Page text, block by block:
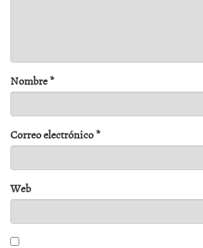
Nombre*
Correo electrónico*
Web